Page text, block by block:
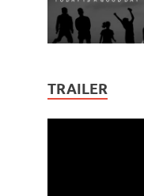
TRAILER